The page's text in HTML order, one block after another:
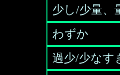
少し/少量、
わずか
過少/少なす